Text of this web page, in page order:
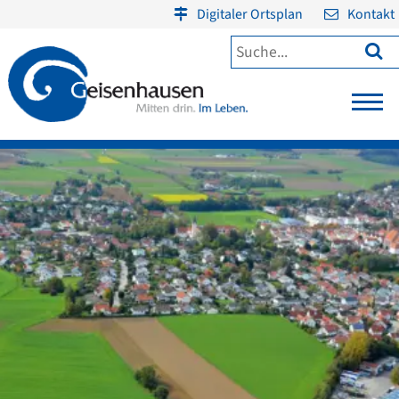
Digitaler Ortsplan Kontakt
